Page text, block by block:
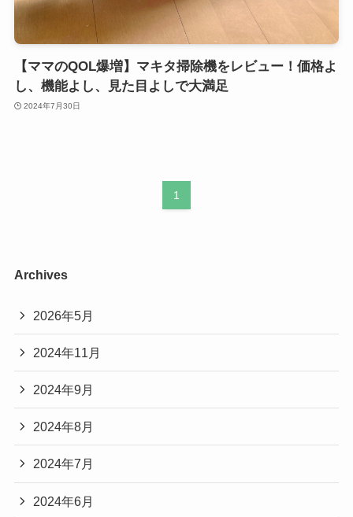
【ママのQOL爆増】マキタ掃除機をレビュー！価格よ
し、機能よし、見た目よしで大満足
2024年7月30日
1
Archives
2026年5月
2024年11月
2024年9月
2024年8月
2024年7月
2024年6月